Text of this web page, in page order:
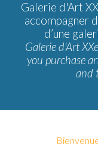
Galerie d'Art
accompagner
d’une
Galerie d'Art
you purchase
and